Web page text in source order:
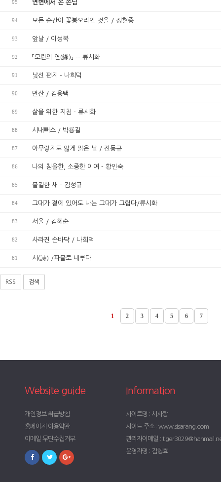
95 연변에서 온 손님
94 모든 순간이 꽃봉오리인 것을 / 정현종
93 앞날 / 이성복
92 「모란의 연(緣)」 -- 류시화
91 낯선 편지 - 나희덕
90 먼산 / 김용택
89 삶을 위한 지침 - 류시화
88 시내뻐스 / 박룡길
87 아무렇지도 않게 맑은 날 / 진동규
86 나의 침울한, 소중한 이여 - 황인숙
85 불길한 새 - 김성규
84 그대가 곁에 있어도 나는 그대가 그립다/류시화
83 서울 / 김혜순
82 사라진 손바닥 / 나희덕
81 시(詩) /파블로 네루다
RSS 검색
1 2 3 4 5 6 7
Website guide
개인정보 취급방침
홈페이지 이용약관
이메일 무단수집거부
Information
사이트명 : 시사랑
사이트 주소 : www.sisarang.com
관리자이메일 :
운영자명 : 김형효